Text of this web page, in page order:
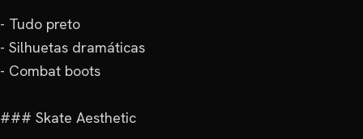
- Tudo preto
- Silhuetas dramáticas
- Combat boots
### Skate Aesthetic